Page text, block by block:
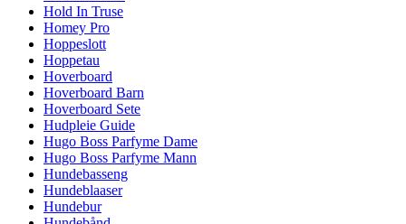
Hold In Truse
Homey Pro
Hoppeslott
Hoppetau
Hoverboard
Hoverboard Barn
Hoverboard Sete
Hudpleie Guide
Hugo Boss Parfyme Dame
Hugo Boss Parfyme Mann
Hundebasseng
Hundeblaaser
Hundebur